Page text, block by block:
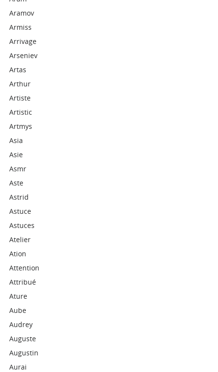
Aramov
Armiss
Arrivage
Arseniev
Artas
Arthur
Artiste
Artistic
Artmys
Asia
Asie
Asmr
Aste
Astrid
Astuce
Astuces
Atelier
Ation
Attention
Attribué
Ature
Aube
Audrey
Auguste
Augustin
Aurai